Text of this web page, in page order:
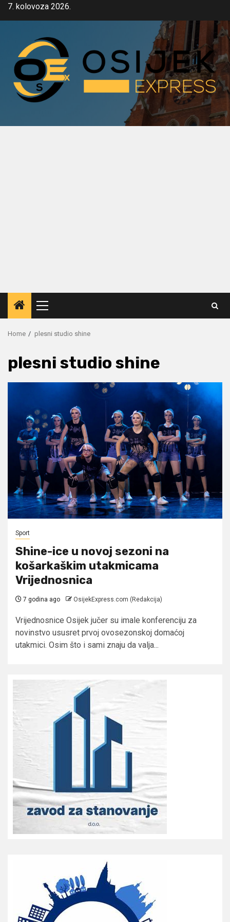
Skip7. kolovoza 2026.
Primary
Menu
Home plesni studio shine
plesni studio shine
Sport
Shine-ice u novoj sezoni na
košarkaškim utakmicama
Vrijednosnica
7 godina ago OsijekExpress.com (Redakcija)
Vrijednosnice Osijek jučer su imale konferenciju za
novinstvo ususret prvoj ovosezonskoj domaćoj
utakmici. Osim što i sami znaju da valja...